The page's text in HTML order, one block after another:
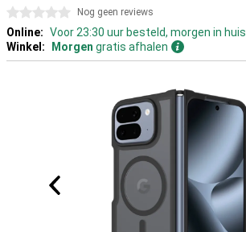
0 sterren Nog geen reviews
Online: Voor 23:30 uur besteld, morgen in huis
Winkel:
Morgen gratis afhalen